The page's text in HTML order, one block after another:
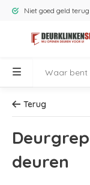
Niet goed geld
Terug
deuren